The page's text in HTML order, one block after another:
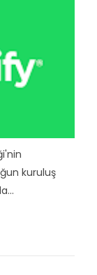
kuruluş